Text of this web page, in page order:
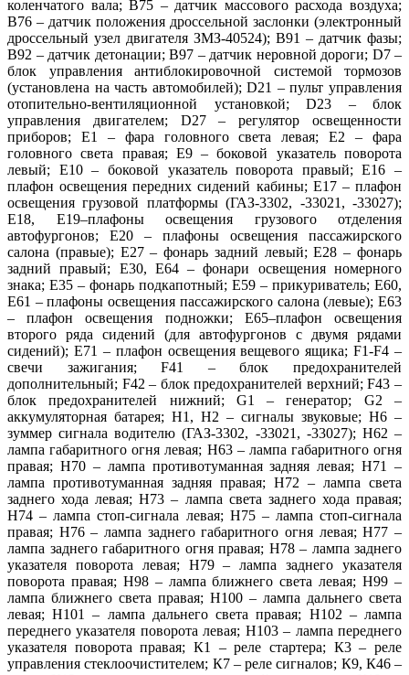
коленчатого вала; В75 – датчик массового расхода воздуха;
В76 – датчик положения дроссельной заслонки (электронный
дроссельный узел двигателя ЗМЗ-40524); В91 – датчик фазы;
В92 – датчик детонации; В97 – датчик неровной дороги; D7 –
блок управления антиблокировочной системой тормозов
(установлена на часть автомобилей); D21 – пульт управления
отопительно-вентиляционной установкой; D23 – блок
управления двигателем; D27 – регулятор освещенности
приборов; Е1 – фара головного света левая; Е2 – фара
головного света правая; Е9 – боковой указатель поворота
левый; Е10 – боковой указатель поворота правый; Е16 –
плафон освещения передних сидений кабины; Е17 – плафон
освещения грузовой платформы (ГАЗ-3302, -33021, -33027);
Е18, Е19–плафоны освещения грузового отделения
автофургонов; Е20 – плафоны освещения пассажирского
салона (правые); E27 – фонарь задний левый; Е28 – фонарь
задний правый; E30, E64 – фонари освещения номерного
знака; Е35 – фонарь подкапотный; Е59 – прикуриватель; Е60,
Е61 – плафоны освещения пассажирского салона (левые); Е63
– плафон освещения подножки; Е65–плафон освещения
второго ряда сидений (для автофургонов с двумя рядами
сидений); Е71 – плафон освещения вещевого ящика; F1-F4 –
свечи зажигания; F41 – блок предохранителей
дополнительный; F42 – блок предохранителей верхний; F43 –
блок предохранителей нижний; G1 – генератор; G2 –
аккумуляторная батарея; H1, H2 – сигналы звуковые; Н6 –
зуммер сигнала водителю (ГАЗ-3302, -33021, -33027); Н62 –
лампа габаритного огня левая; Н63 – лампа габаритного огня
правая; Н70 – лампа противотуманная задняя левая; Н71 –
лампа противотуманная задняя правая; Н72 – лампа света
заднего хода левая; Н73 – лампа света заднего хода правая;
Н74 – лампа стоп-сигнала левая; Н75 – лампа стоп-сигнала
правая; Н76 – лампа заднего габаритного огня левая; Н77 –
лампа заднего габаритного огня правая; Н78 – лампа заднего
указателя поворота левая; Н79 – лампа заднего указателя
поворота правая; Н98 – лампа ближнего света левая; Н99 –
лампа ближнего света правая; H100 – лампа дальнего света
левая; Н101 – лампа дальнего света правая; Н102 – лампа
переднего указателя поворота левая; Н103 – лампа переднего
указателя поворота правая; К1 – реле стартера; К3 – реле
управления стеклоочистителем; К7 – реле сигналов; К9, К46 –